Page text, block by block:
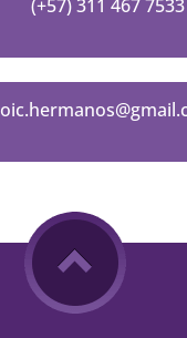
(+57) 311 467 7533
oic.hermanos@gma